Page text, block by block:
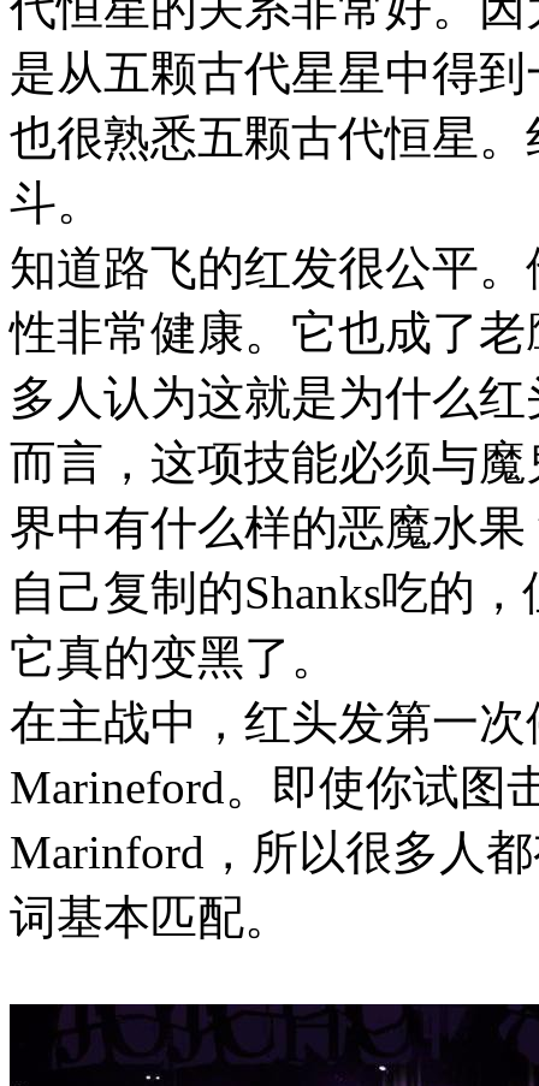
是从五颗古代星星中得
也很熟悉五颗古代恒星
斗。
知道路飞的红发很公平
性非常健康。它也成了
多人认为这就是为什么
而言，这项技能必须与
界中有什么样的恶魔水
自己复制的Shanks吃的
它真的变黑了。
在主战中，红头发第一
Marineford。即使你试图
Marinford，所以很多人
词基本匹配。